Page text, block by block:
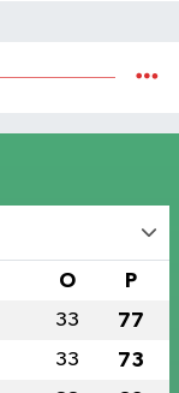
O P
33 77
33 73